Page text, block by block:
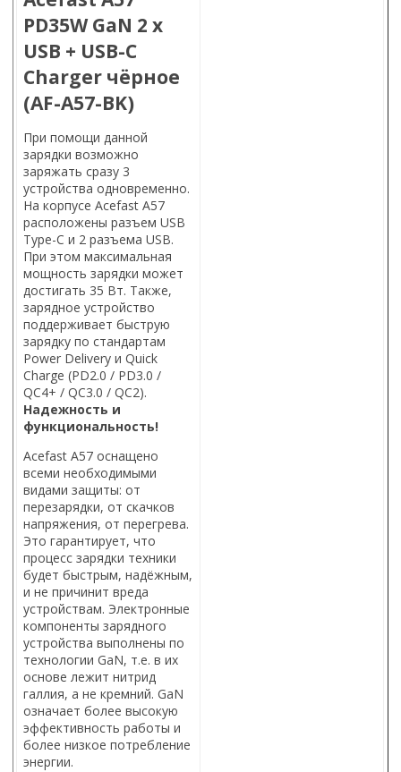
PD35W GaN 2 x
USB + USB-C
Charger чёрное
(AF-A57-BK)
При помощи данной
зарядки возможно
заряжать сразу 3
устройства одновременно.
На корпусе Acefast A57
расположены разъем USB
Type-C и 2 разъема USB.
При этом максимальная
мощность зарядки может
достигать 35 Вт. Также,
зарядное устройство
поддерживает быструю
зарядку по стандартам
Power Delivery и Quick
Charge (PD2.0 / PD3.0 /
QC4+ / QC3.0 / QC2).
Надежность и
функциональность!
Acefast A57 оснащено
всеми необходимыми
видами защиты: от
перезарядки, от скачков
напряжения, от перегрева.
Это гарантирует, что
процесс зарядки техники
будет быстрым, надёжным,
и не причинит вреда
устройствам. Электронные
компоненты зарядного
устройства выполнены по
технологии GaN, т.е. в их
основе лежит нитрид
галлия, а не кремний. GaN
означает более высокую
эффективность работы и
более низкое потребление
энергии.